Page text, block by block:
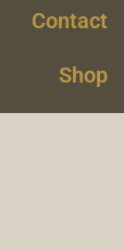
Contact
Shop